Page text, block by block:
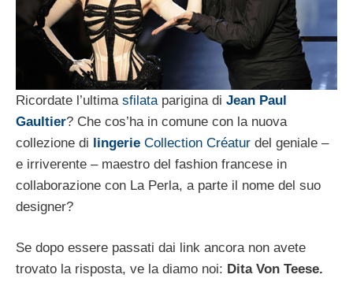
Ricordate l’ultima sfilataparigina di Jean Paul
Gaultier? Che cos’ha in comune con la nuova
collezione di lingerie Collection Créatur del geniale –
e irriverente – maestro del fashion francese in
collaborazione con La Perla, a parte il nome del suo
designer?
Se dopo essere passati dai link ancora non avete
trovato la risposta, ve la diamo noi: Dita Von Teese.